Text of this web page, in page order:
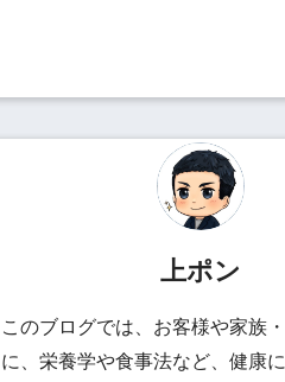
上ポン
このブログでは、お客様や家族
に、栄養学や食事法など、健康